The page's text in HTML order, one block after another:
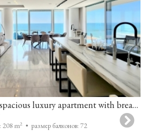
A beautiful and spacious luxury apartment with breathtaking sea views for sale at the David Promenade Residences in Tel Aviv.
208 m2 • размер балконов: 72